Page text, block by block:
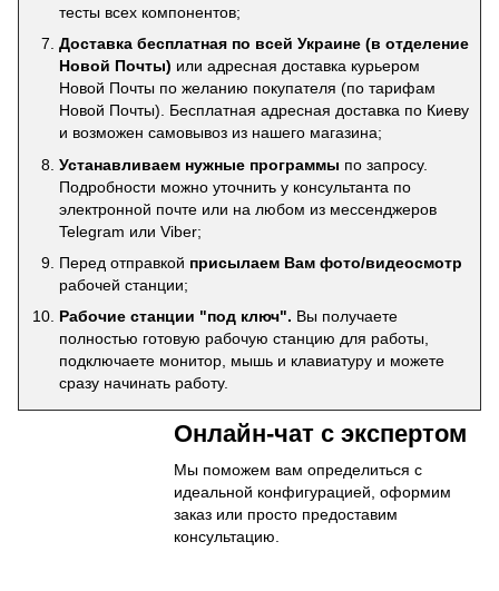
тесты всех компонентов;
Доставка бесплатная по всей Украине (в отделение
Новой Почты) или адресная доставка курьером
Новой Почты по желанию покупателя (по тарифам
Новой Почты). Бесплатная адресная доставка по Киеву
и возможен самовывоз из нашего магазина;
Устанавливаем нужные программы по запросу.
Подробности можно уточнить у консультанта по
электронной почте или на любом из мессенджеров
Telegram или Viber;
Перед отправкой присылаем Вам фото/видеосмотр
рабочей станции;
Рабочие станции "под ключ". Вы получаете
полностью готовую рабочую станцию для работы,
подключаете монитор, мышь и клавиатуру и можете
сразу начинать работу.
Онлайн-чат с экспертом
Мы поможем вам определиться с
идеальной конфигурацией, оформим
заказ или просто предоставим
консультацию.